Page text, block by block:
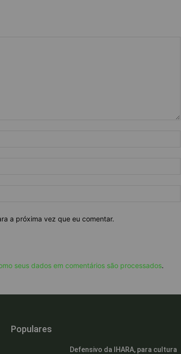
a próxima vez que eu comentar.
seus dados em comentários são processados.
Populares
Defensivo da IHARA, para cultura